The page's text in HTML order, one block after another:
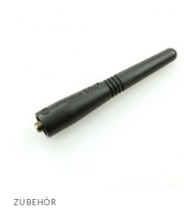
ZUBEHÖR